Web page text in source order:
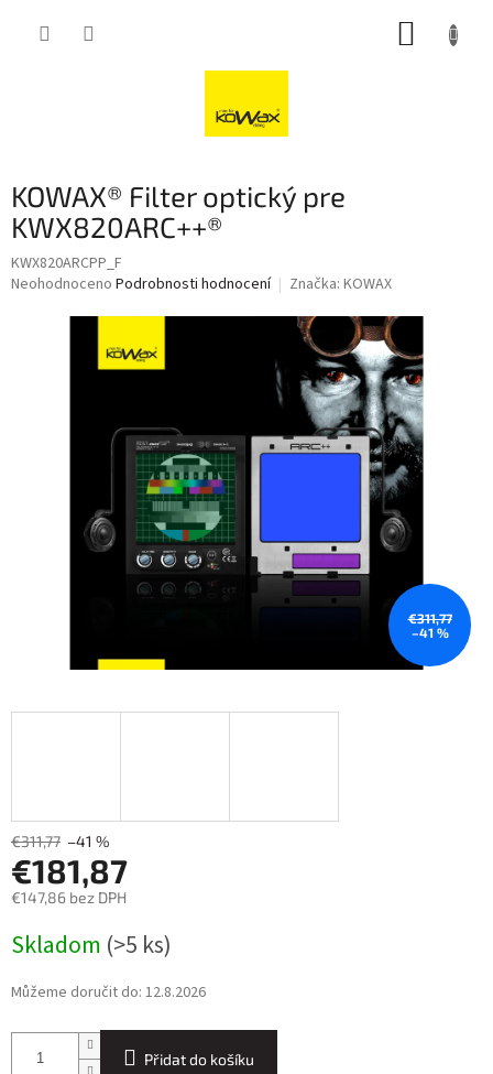
KOWAX® Filter optický pre
KWX820ARC++®
KWX820ARCPP_F
Průměrné
Neohodnoceno Podrobnosti hodnocení Značka: KOWAX
€311,77
–41 %
€311,77 –41 %
€181,87
€147,86 bez DPH
cena:
Skladom (>5 ks)
Můžeme doručit do: 12.8.2026
Přidat do košíku